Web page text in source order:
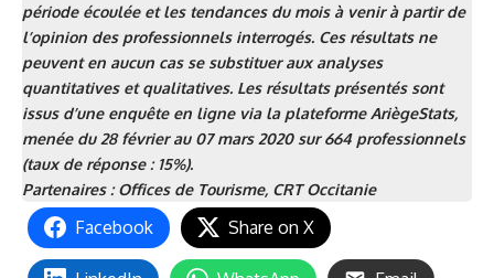
période écoulée et les tendances du mois à venir à partir de
l’opinion des professionnels interrogés. Ces résultats ne
peuvent en aucun cas se substituer aux analyses
quantitatives et qualitatives. Les résultats présentés sont
issus d’une enquête en ligne via la plateforme AriègeStats,
menée du 28 février au 07 mars 2020 sur 664 professionnels
(taux de réponse : 15%).
Partenaires : Offices de Tourisme, CRT Occitanie
Facebook Share on X